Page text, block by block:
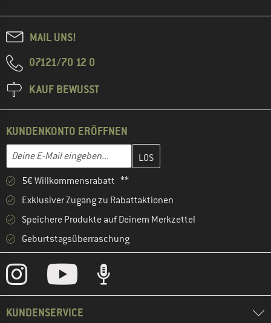
MAIL UNS!
07121/70 12 0
KAUF BEWUSST
KUNDENKONTO ERÖFFNEN
E-Mail-Adresse
Gib hier deine E-Mail-Adresse ein und erstelle im nächsten
5€ Willkommensrabatt **
Exklusiver Zugang zu Rabattaktionen
Speichere Produkte auf Deinem Merkzettel
Geburtstagsüberraschung
KUNDENSERVICE